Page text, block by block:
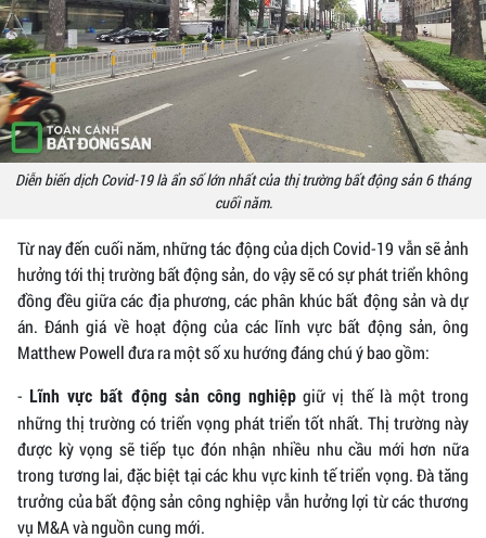
Diễn biến dịch Covid-19 là ẩn số lớn nhất của thị trường bất động sản 6 tháng
cuối năm.
Từ nay đến cuối năm, những tác động của dịch Covid-19 vẫn sẽ ảnh
hưởng tới thị trường bất động sản, do vậy sẽ có sự phát triển không
đồng đều giữa các địa phương, các phân khúc bất động sản và dự
án. Đánh giá về hoạt động của các lĩnh vực bất động sản, ông
Matthew Powell đưa ra một số xu hướng đáng chú ý bao gồm:
- Lĩnh vực bất động sản công nghiệp giữ vị thế là một trong
những thị trường có triển vọng phát triển tốt nhất. Thị trường này
được kỳ vọng sẽ tiếp tục đón nhận nhiều nhu cầu mới hơn nữa
trong tương lai, đặc biệt tại các khu vực kinh tế triển vọng. Đà tăng
trưởng của bất động sản công nghiệp vẫn hưởng lợi từ các thương
vụ M&A và nguồn cung mới.